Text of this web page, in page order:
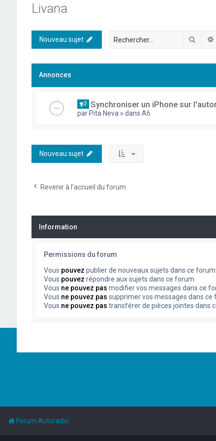
Livana
Nouveau sujet
Annonces
Synchroniser un iPhone sur
par Pita Neva » dans A6
Nouveau sujet
Revenir à l’accueil du forum
Information
Permissions du forum
Vous pouvez publier de nouveaux sujets dans ce forum
Vous pouvez répondre aux sujets dans ce forum
Vous ne pouvez pas modifier vos messages dans ce
Vous ne pouvez pas supprimer vos messages dans ce
Vous ne pouvez pas transférer de pièces jointes dans
Forum Autoradio